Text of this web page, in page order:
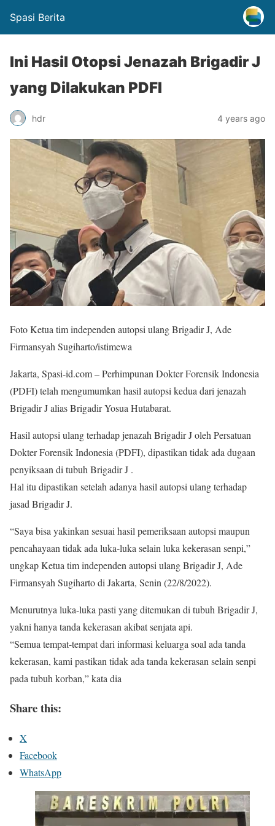
Spasi Berita
Ini Hasil Otopsi Jenazah Brigadir J
yang Dilakukan PDFI
hdr 4 years ago
Foto Ketua tim independen autopsi ulang Brigadir J, Ade
Firmansyah Sugiharto/istimewa
Jakarta, Spasi-id.com – Perhimpunan Dokter Forensik Indonesia
(PDFI) telah mengumumkan hasil autopsi kedua dari jenazah
Brigadir J alias Brigadir Yosua Hutabarat.
Hasil autopsi ulang terhadap jenazah Brigadir J oleh Persatuan
Dokter Forensik Indonesia (PDFI), dipastikan tidak ada dugaan
penyiksaan di tubuh Brigadir J .
Hal itu dipastikan setelah adanya hasil autopsi ulang terhadap
jasad Brigadir J.
“Saya bisa yakinkan sesuai hasil pemeriksaan autopsi maupun
pencahayaan tidak ada luka-luka selain luka kekerasan senpi,”
ungkap Ketua tim independen autopsi ulang Brigadir J, Ade
Firmansyah Sugiharto di Jakarta, Senin (22/8/2022).
Menurutnya luka-luka pasti yang ditemukan di tubuh Brigadir J,
yakni hanya tanda kekerasan akibat senjata api.
“Semua tempat-tempat dari informasi keluarga soal ada tanda
kekerasan, kami pastikan tidak ada tanda kekerasan selain senpi
pada tubuh korban,” kata dia
Share this:
X
Facebook
WhatsApp